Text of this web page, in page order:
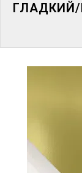
ГЛАДКИЙ/